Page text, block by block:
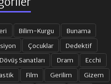
Bilim-Kurgu
Bunama
Çocuklar
Dedektif
Dövüş Sanatları Dram
Ecchi
Film Gerilim
Gizem